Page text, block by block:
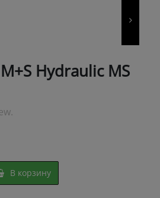
Hydraulic MS
В корзину